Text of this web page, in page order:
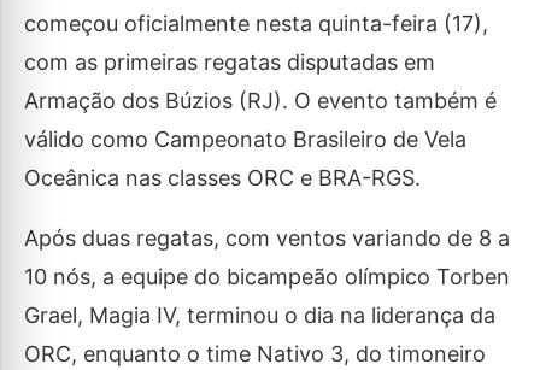
começou oficialmente nesta quinta-feira (17),
com as primeiras regatas disputadas em
Armação dos Búzios (RJ). O evento também é
válido como Campeonato Brasileiro de Vela
Oceânica nas classes ORC e BRA-RGS.
Após duas regatas, com ventos variando de 8 a
10 nós, a equipe do bicampeão olímpico Torben
Grael, Magia IV, terminou o dia na liderança da
ORC, enquanto o time Nativo 3, do timoneiro